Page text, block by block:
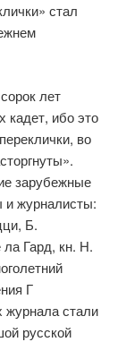
стал
лет
кадет, ибо это
во
зарубежные
и журналисты:
Б.
ла Гард, кн. Н.
Г
журнала стали
русской